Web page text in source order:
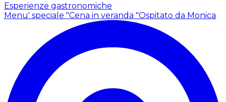
Esperienze gastronomiche
Menu' speciale "Cena in veranda "Ospitato da Monica